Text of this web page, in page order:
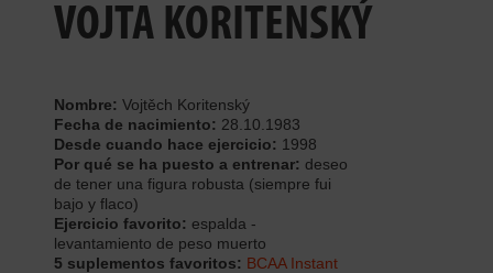
PRODUCTOS
TECNOLOGÍA
EXTRIFIT® TEAM
VIDEOS
CONTACTOS
VOJTA KORITENSKÝ
Nombre:Vojtěch Koritenský
Fecha de nacimiento: 28.10.1983
Desde cuando hace ejercicio: 1998
Por qué se ha puesto a entrenar: deseo
de tener una figura robusta (siempre fui
bajo y flaco)
Ejercicio favorito: espalda -
levantamiento de peso muerto
5 suplementos favoritos: BCAA Instant